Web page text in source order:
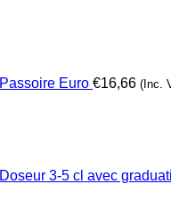
Passoire Euro €16,66 (Inc.
Doseur 3-5 cl avec